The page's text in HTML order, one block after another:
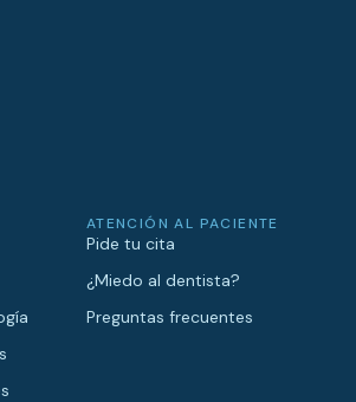
ATENCIÓN AL PACIENTE
Pide tu cita
¿Miedo al dentista?
Preguntas frecuentes